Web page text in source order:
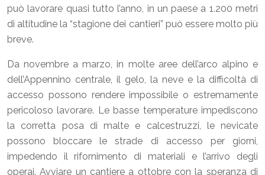
può lavorare quasi tutto l’anno, in un paese a 1.200 metri
di altitudine la “stagione dei cantieri” può essere molto più
breve.
Da novembre a marzo, in molte aree dell’arco alpino e
dell’Appennino centrale, il gelo, la neve e la difficoltà di
accesso possono rendere impossibile o estremamente
pericoloso lavorare. Le basse temperature impediscono
la corretta posa di malte e calcestruzzi, le nevicate
possono bloccare le strade di accesso per giorni,
impedendo il rifornimento di materiali e l’arrivo degli
operai. Avviare un cantiere a ottobre con la speranza di